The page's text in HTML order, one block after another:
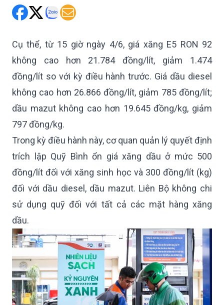
Cụ thể, từ 15 giờ ngày 4/6, giá xăng E5 RON 92
không cao hơn 21.784 đồng/lít, giảm 1.474
đồng/lít so với kỳ điều hành trước. Giá dầu diesel
không cao hơn 26.866 đồng/lít, giảm 785 đồng/lít;
dầu mazut không cao hơn 19.645 đồng/kg, giảm
797 đồng/kg.
Trong kỳ điều hành này, cơ quan quản lý quyết định
trích lập Quỹ Bình ổn giá xăng dầu ở mức 500
đồng/lít đối với xăng sinh học và 300 đồng/lít (kg)
đối với dầu diesel, dầu mazut. Liên Bộ không chi
sử dụng quỹ đối với tất cả các mặt hàng xăng
dầu.